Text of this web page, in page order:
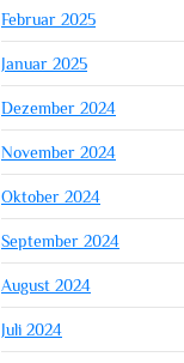
Februar 2025
Januar 2025
Dezember 2024
November 2024
Oktober 2024
September 2024
August 2024
Juli 2024